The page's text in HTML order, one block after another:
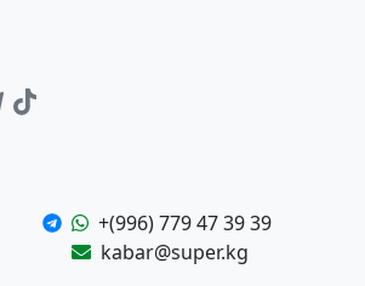
+(996) 779 47 39 39
kabar@super.kg